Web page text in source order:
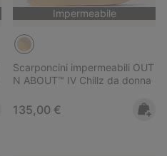
Impermeabile
Scarponcini impermeabili OUT
N ABOUT™ IV Chillz da donna
Regular price:
135,00 €